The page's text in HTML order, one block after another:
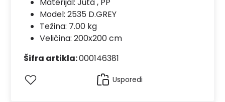
Model: 2535 D.GREY
Težina: 7.00 kg
Veličina: 200x200 cm
Šifra artikla:000146381
Usporedi